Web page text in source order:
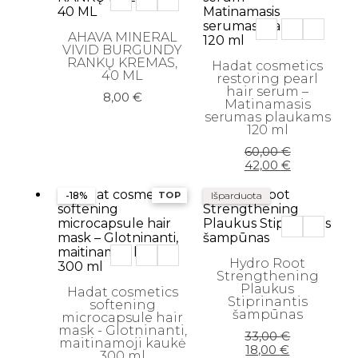
AHAVA MINERAL
VIVID BURGUNDY
RANKŲ KREMAS,
40 ML
8,00 €
Hadat cosmetics
restoring pearl
hair serum –
Matinamasis
serumas plaukams
120 ml
60,00€
Original
price
60,00 €.
42,00 €
Current
price
42,00 €.
-18% TOP
Hadat cosmetics
softening
microcapsule hair
mask - Glotninanti,
maitinamoji kaukė
Išparduota
Hydro Root
Strengthening
Plaukus
Stiprinantis
šampūnas
33,00€
Original
price
18,00€
Current
price